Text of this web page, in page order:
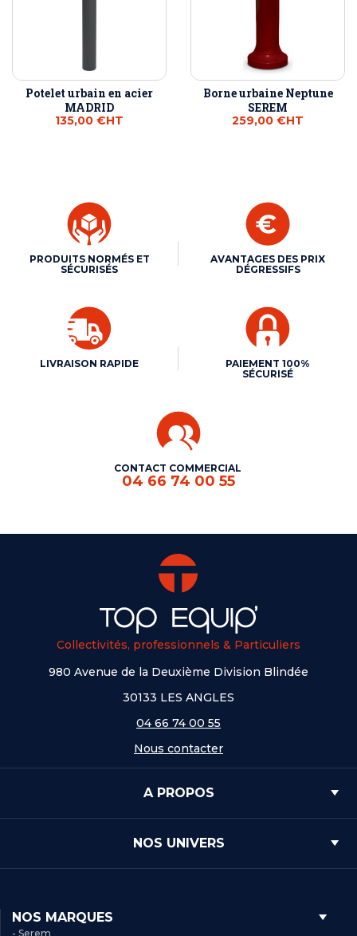
Potelet urbain en acier
MADRID
135,00 €HT
Borne urbaine Neptune
SEREM
259,00 €HT
PRODUITS NORMÉS ET
SÉCURISÉS
AVANTAGES DES PRIX
DÉGRESSIFS
LIVRAISON RAPIDE
PAIEMENT 100%
SÉCURISÉ
CONTACT COMMERCIAL
04 66 74 00 55
Collectivités, professionnels & Particuliers
980 Avenue de la Deuxième Division Blindée
30133 LES ANGLES
04 66 74 00 55
Nous contacter
A PROPOS
NOS UNIVERS
NOS MARQUES
- Serem